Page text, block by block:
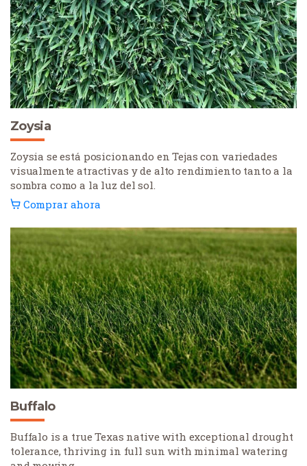
Zoysia
Zoysia se está posicionando en Tejas con variedades
visualmente atractivas y de alto rendimiento tanto a la
sombra como a la luz del sol.
Comprar ahora
Buffalo
Buffalo is a true Texas native with exceptional drought
tolerance, thriving in full sun with minimal watering